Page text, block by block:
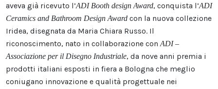
aveva già ricevuto l’ADI Booth design Award, conquista l’ADI
Ceramics and Bathroom Design Award con la nuova collezione
Iridea, disegnata da Maria Chiara Russo. Il
riconoscimento, nato in collaborazione conADI –
Associazione per il Disegno Industriale, da nove anni premia i
prodotti italiani esposti in fiera a Bologna che meglio
coniugano innovazione e qualità progettuale nei